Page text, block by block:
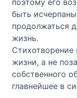
поэтому его
быть
продолжаться
жизнь.
Стихотворение
жизни, а не
собственного
главнейшее в